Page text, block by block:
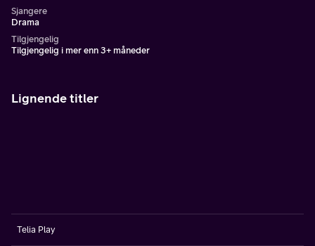
Sjangere
Drama
Tilgjengelig
Tilgjengelig i mer enn 3+ måneder
Lignende titler
Telia Play